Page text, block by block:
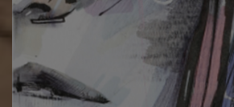
Gala Muz 2018: Jubileusz artystyczno-
[relacja z wydarzenia]